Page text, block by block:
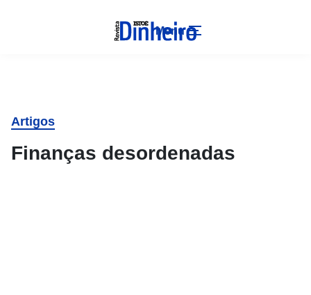
Menu
Artigos
Finanças desordenadas